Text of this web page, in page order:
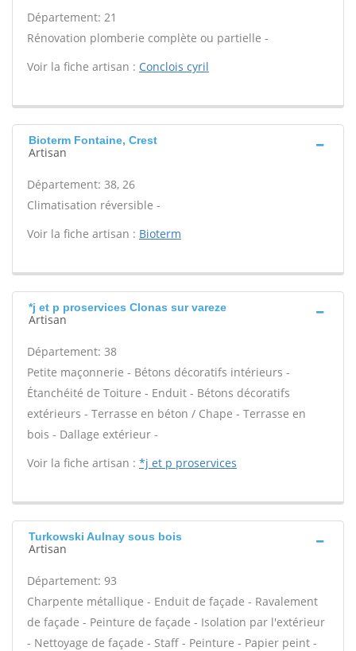
Département: 21
Rénovation plomberie complète ou partielle -
Voir la fiche artisan : Conclois cyril
Bioterm Fontaine, Crest
Artisan
Département: 38, 26
Climatisation réversible -
Voir la fiche artisan : Bioterm
*j et p proservices Clonas sur vareze
Artisan
Département: 38
Petite maçonnerie - Bétons décoratifs intérieurs -
Étanchéité de Toiture - Enduit - Bétons décoratifs
extérieurs - Terrasse en béton / Chape - Terrasse en
bois - Dallage extérieur -
Voir la fiche artisan : *j et p proservices
Turkowski Aulnay sous bois
Artisan
Département: 93
Charpente métallique - Enduit de façade - Ravalement
de façade - Peinture de façade - Isolation par l'extérieur
- Nettoyage de façade - Staff - Peinture - Papier peint -